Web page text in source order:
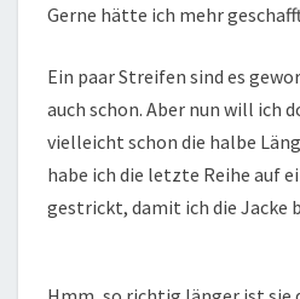
Gerne hätte ich mehr
Ein paar Streifen sind es
auch schon. Aber nun will ich
vielleicht schon die halbe
habe ich die letzte Reihe auf
gestrickt, damit ich die Jacke